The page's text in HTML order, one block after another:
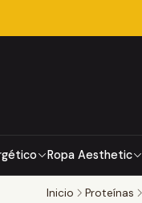
Ropa Aesthetic
Inicio Proteínas